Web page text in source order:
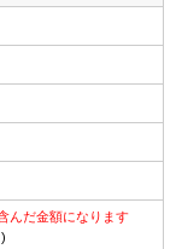
んだ金額になります